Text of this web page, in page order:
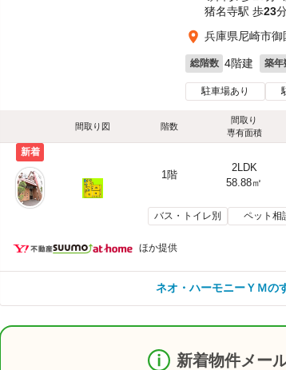
猪名寺駅 歩23
兵庫県尼崎市御
総階数 4階建 築年
駐車場あり
間取り図 階数
間取り
専有面積
新着
1階
2LDK
58.88㎡
バス・トイレ別 ペット相
ほか提供
ネオ・ハーモニーＹＭの
新着物件メー